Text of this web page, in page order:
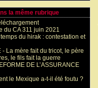
la même rubrique
du CA 311 juin 2021
temps du hirak : contestation et
- La mère fait du tricot, le père
le fils fait la guerre
DE L’ASSURANCE
le Mexique a-t-il été foutu ?